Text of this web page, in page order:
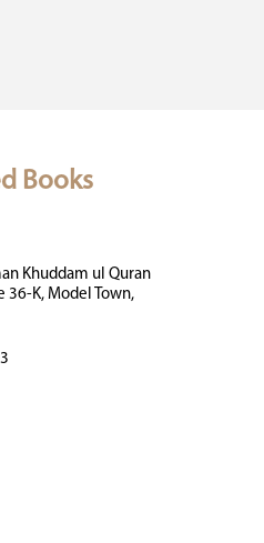
Books
Khuddam ul Quran
36-K, Model Town,